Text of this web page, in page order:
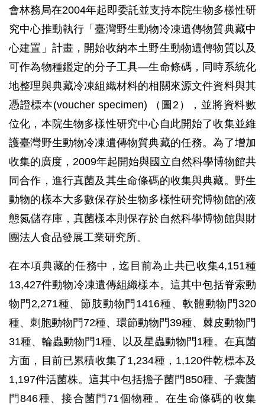
會林務局在2004年起即委託並支持本院生物多樣性研
究中心推動執行「臺灣野生動物冷凍遺傳物質典藏中
心建置」計畫，開始收納本土野生動物遺傳物質以及
可作為物種鑑定的分子工具—生命條碼，同時系統化
地整理與典藏冷凍組織材料的相關來源文件資料與其
憑證標本(voucher specimen) （圖2），並將資料數
位化，本院生物多樣性研究中心自此開始了收集並維
護臺灣野生動物冷凍遺傳物質典藏的任務。為了增加
收集的廣度，2009年起開始與國立自然科學博物館共
同合作，進行真菌及其生命條碼的收集與典藏。野生
動物的樣本大多數保存於生物多樣性研究博物館的液
態氮儲存庫，真菌樣本則保存於自然科學博物館與財
團法人食品發展工業研究所。
在本項典藏的任務中，迄目前為止共已收集4,151種
13,427件動物冷凍遺傳組織樣本。這其中包括脊索動
物門2,271種、節肢動物門1416種、軟體動物門320
種、刺胞動物門72種、環節動物門39種、棘皮動物門
31種、輪蟲動物門1種、以及星蟲動物門1種。在真菌
方面，目前已累積收集了1,234種，1,120件乾標本及
1,197件活菌株。這其中包括擔子菌門850種、子囊菌
門846種、接合菌門71個物種。在生命條碼的收集